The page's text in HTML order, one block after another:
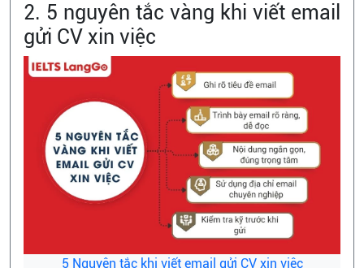
2. 5 nguyên tắc vàng khi viết email
gửi CV xin việc
5 Nguyên tắc khi viết email gửi CV xin việc